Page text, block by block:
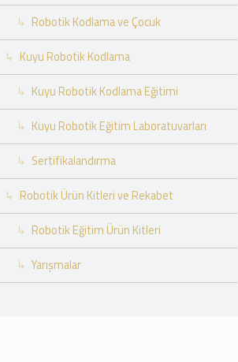
Robotik Kodlama ve Çocuk
Kuyu Robotik Kodlama
Kuyu Robotik Kodlama Eğitimi
Kuyu Robotik Eğitim Laboratuvarları
Sertifikalandırma
Robotik Ürün Kitleri ve Rekabet
Robotik Eğitim Ürün Kitleri
Yarışmalar